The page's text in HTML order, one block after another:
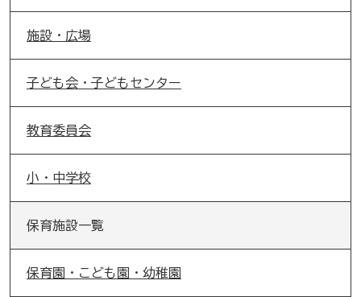
施設・広場
子ども会・子どもセンター
教育委員会
小・中学校
保育施設一覧
保育園・こども園・幼稚園